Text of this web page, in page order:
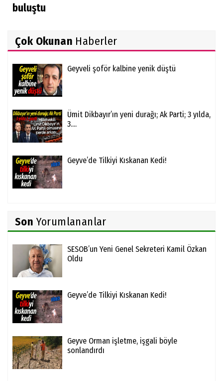
buluştu
Çok Okunan Haberler
Geyveli şoför kalbine yenik düştü
Ümit Dikbayır’ın yeni durağı; Ak Parti; 3 yılda,
3....
Geyve’de Tilkiyi Kıskanan Kedi!
Son Yorumlananlar
SESOB’un Yeni Genel Sekreteri Kamil Özkan
Oldu
Geyve’de Tilkiyi Kıskanan Kedi!
Geyve Orman işletme, işgali böyle
sonlandırdı